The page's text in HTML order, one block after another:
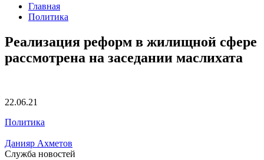
Главная
Политика
Реализация реформ в жилищной сфере
рассмотрена на заседании маслихата
22.06.21
Политика
Данияр Ахметов
Служба новостей